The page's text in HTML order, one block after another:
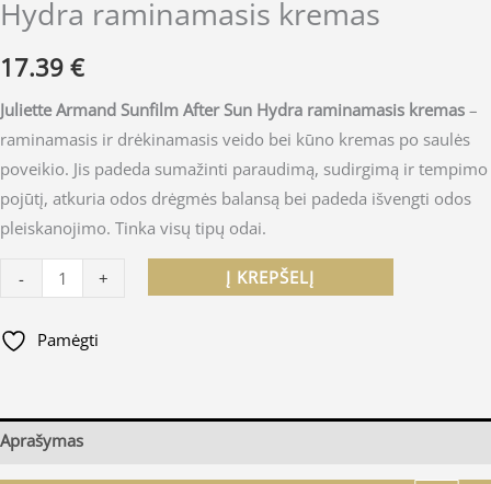
Hydra raminamasis kremas
17.39 €
Juliette Armand Sunfilm After Sun Hydra raminamasis kremas –
raminamasis ir drėkinamasis veido bei kūno kremas po saulės
poveikio. Jis padeda sumažinti paraudimą, sudirgimą ir tempimo
pojūtį, atkuria odos drėgmės balansą bei padeda išvengti odos
pleiskanojimo. Tinka visų tipų odai.
- + Į KREPŠELĮ
Pamėgti
Aprašymas